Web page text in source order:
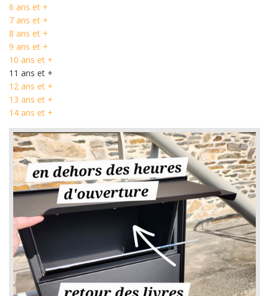
6 ans et +
7 ans et +
8 ans et +
9 ans et +
10 ans et +
11 ans et +
12 ans et +
13 ans et +
14 ans et +